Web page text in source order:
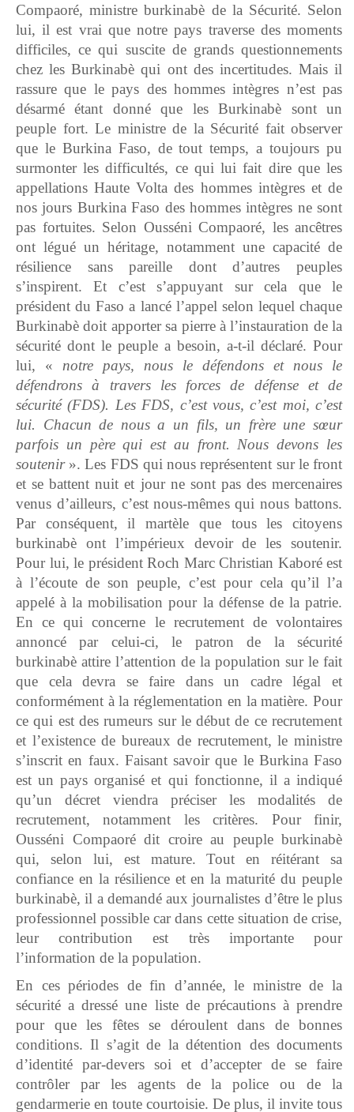
Compaoré, ministre burkinabè de la Sécurité. Selon
lui, il est vrai que notre pays traverse des moments
difficiles, ce qui suscite de grands questionnements
chez les Burkinabè qui ont des incertitudes. Mais il
rassure que le pays des hommes intègres n’est pas
désarmé étant donné que les Burkinabè sont un
peuple fort. Le ministre de la Sécurité fait observer
que le Burkina Faso, de tout temps, a toujours pu
surmonter les difficultés, ce qui lui fait dire que les
appellations Haute Volta des hommes intègres et de
nos jours Burkina Faso des hommes intègres ne sont
pas fortuites. Selon Ousséni Compaoré, les ancêtres
ont légué un héritage, notamment une capacité de
résilience sans pareille dont d’autres peuples
s’inspirent. Et c’est s’appuyant sur cela que le
président du Faso a lancé l’appel selon lequel chaque
Burkinabè doit apporter sa pierre à l’instauration de la
sécurité dont le peuple a besoin, a-t-il déclaré. Pour
lui, « notre pays, nous le défendons et nous le
défendrons à travers les forces de défense et de
sécurité (FDS). Les FDS, c’est vous, c’est moi, c’est
lui. Chacun de nous a un fils, un frère une sœur
parfois un père qui est au front. Nous devons les
soutenir». Les FDS qui nous représentent sur le front
et se battent nuit et jour ne sont pas des mercenaires
venus d’ailleurs, c’est nous-mêmes qui nous battons.
Par conséquent, il martèle que tous les citoyens
burkinabè ont l’impérieux devoir de les soutenir.
Pour lui, le président Roch Marc Christian Kaboré est
à l’écoute de son peuple, c’est pour cela qu’il l’a
appelé à la mobilisation pour la défense de la patrie.
En ce qui concerne le recrutement de volontaires
annoncé par celui-ci, le patron de la sécurité
burkinabè attire l’attention de la population sur le fait
que cela devra se faire dans un cadre légal et
conformément à la réglementation en la matière. Pour
ce qui est des rumeurs sur le début de ce recrutement
et l’existence de bureaux de recrutement, le ministre
s’inscrit en faux. Faisant savoir que le Burkina Faso
est un pays organisé et qui fonctionne, il a indiqué
qu’un décret viendra préciser les modalités de
recrutement, notamment les critères. Pour finir,
Ousséni Compaoré dit croire au peuple burkinabè
qui, selon lui, est mature. Tout en réitérant sa
confiance en la résilience et en la maturité du peuple
burkinabè, il a demandé aux journalistes d’être le plus
professionnel possible car dans cette situation de crise,
leur contribution est très importante pour
l’information de la population.
En ces périodes de fin d’année, le ministre de la
sécurité a dressé une liste de précautions à prendre
pour que les fêtes se déroulent dans de bonnes
conditions. Il s’agit de la détention des documents
d’identité par-devers soi et d’accepter de se faire
contrôler par les agents de la police ou de la
gendarmerie en toute courtoisie. De plus, il invite tous